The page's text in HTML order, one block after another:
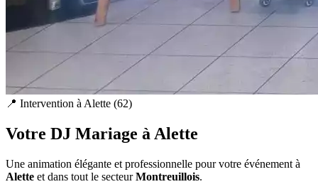
📍 Intervention à Alette (62)
Votre DJ Mariage àAlette
Une animation élégante et professionnelle pour votre événement à
Alette et dans tout le secteurMontreuillois.